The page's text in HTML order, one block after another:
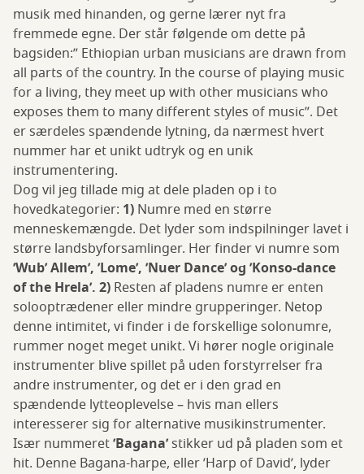
musik med hinanden, og gerne lærer nyt fra
fremmede egne. Der står følgende om dette på
bagsiden:” Ethiopian urban musicians are drawn from
all parts of the country. In the course of playing music
for a living, they meet up with other musicians who
exposes them to many different styles of music”. Det
er særdeles spændende lytning, da nærmest hvert
nummer har et unikt udtryk og en unik
instrumentering.
Dog vil jeg tillade mig at dele pladen op i to
hovedkategorier: 1) Numre med en større
menneskemængde. Det lyder som indspilninger lavet i
større landsbyforsamlinger. Her finder vi numre som
’Wub’ Allem’, ’Lome’, ’Nuer Dance’ og ’Konso-dance
of the Hrela’. 2) Resten af pladens numre er enten
solooptrædener eller mindre grupperinger. Netop
denne intimitet, vi finder i de forskellige solonumre,
rummer noget meget unikt. Vi hører nogle originale
instrumenter blive spillet på uden forstyrrelser fra
andre instrumenter, og det er i den grad en
spændende lytteoplevelse – hvis man ellers
interesserer sig for alternative musikinstrumenter.
Især nummeret’Bagana’stikker ud på pladen som et
hit. Denne Bagana-harpe, eller ’Harp of David’, lyder